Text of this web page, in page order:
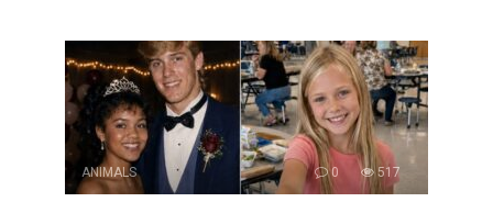
ANIMALS 0 517